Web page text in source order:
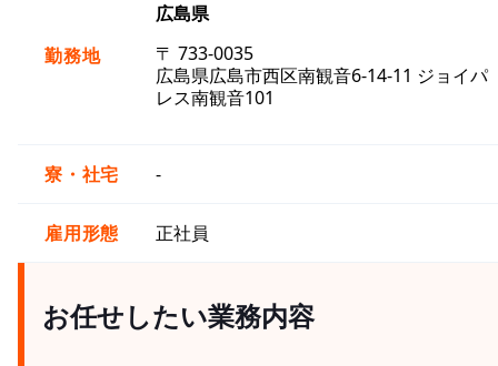
勤務地
広島県
〒 733-0035
広島県広島市西区南観音6-14-11 ジョイパ
レス南観音101
寮・社宅 -
雇用形態 正社員
お任せしたい業務内容